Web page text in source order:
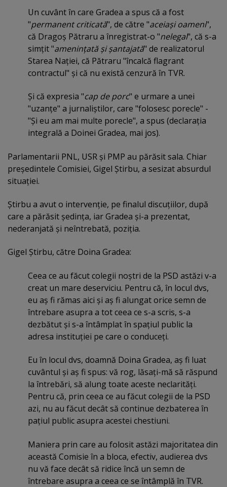
Un cuvânt în care Gradea a spus că a fost
"permanent criticată", de către "aceiaşi oameni",
că Dragoş Pătraru a înregistrat-o "nelegal", că s-a
simţit "ameninţată şi şantajată" de realizatorul
Starea Naţiei, că Pătraru "încalcă flagrant
contractul" şi că nu există cenzură în TVR.
Şi că expresia "cap de porc" e urmare a unei
"uzanţe" a jurnaliştilor, care "folosesc porecle" -
"Şi eu am mai multe porecle", a spus (declaraţia
integrală a Doinei Gradea, mai jos).
Parlamentarii PNL, USR şi PMP au părăsit sala. Chiar
preşedintele Comisiei, Gigel Ştirbu, a sesizat absurdul
situaţiei.
Ştirbu a avut o intervenţie, pe finalul discuţiilor, după
care a părăsit şedinţa, iar Gradea şi-a prezentat,
nederanjată şi neîntrebată, poziţia.
Gigel Ştirbu, către Doina Gradea:
Ceea ce au făcut colegii noştri de la PSD astăzi v-a
creat un mare deserviciu. Pentru că, în locul dvs,
eu aş fi rămas aici şi aş fi alungat orice semn de
întrebare asupra a tot ceea ce s-a scris, s-a
dezbătut şi s-a întâmplat în spaţiul public la
adresa instituţiei pe care o conduceţi.
Eu în locul dvs, doamnă Doina Gradea, aş fi luat
cuvântul şi aş fi spus: vă rog, lăsaţi-mă să răspund
la întrebări, să alung toate aceste neclarităţi.
Pentru că, prin ceea ce au făcut colegii de la PSD
azi, nu au făcut decât să continue dezbaterea în
paţiul public asupra acestei chestiuni.
Maniera prin care au folosit astăzi majoritatea din
această Comisie în a bloca, efectiv, audierea dvs
nu vă face decât să ridice încă un semn de
întrebare asupra a ceea ce se întâmplă în TVR.